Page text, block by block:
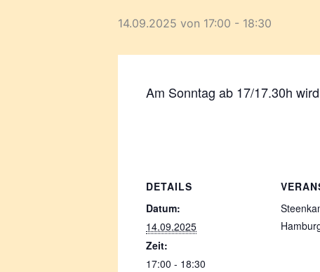
14.09.2025 von 17:00 - 18:30
Am Sonntag ab 17/17.30h
DETAILS
Datum:
14.09.2025
Zeit:
17:00 - 18:30